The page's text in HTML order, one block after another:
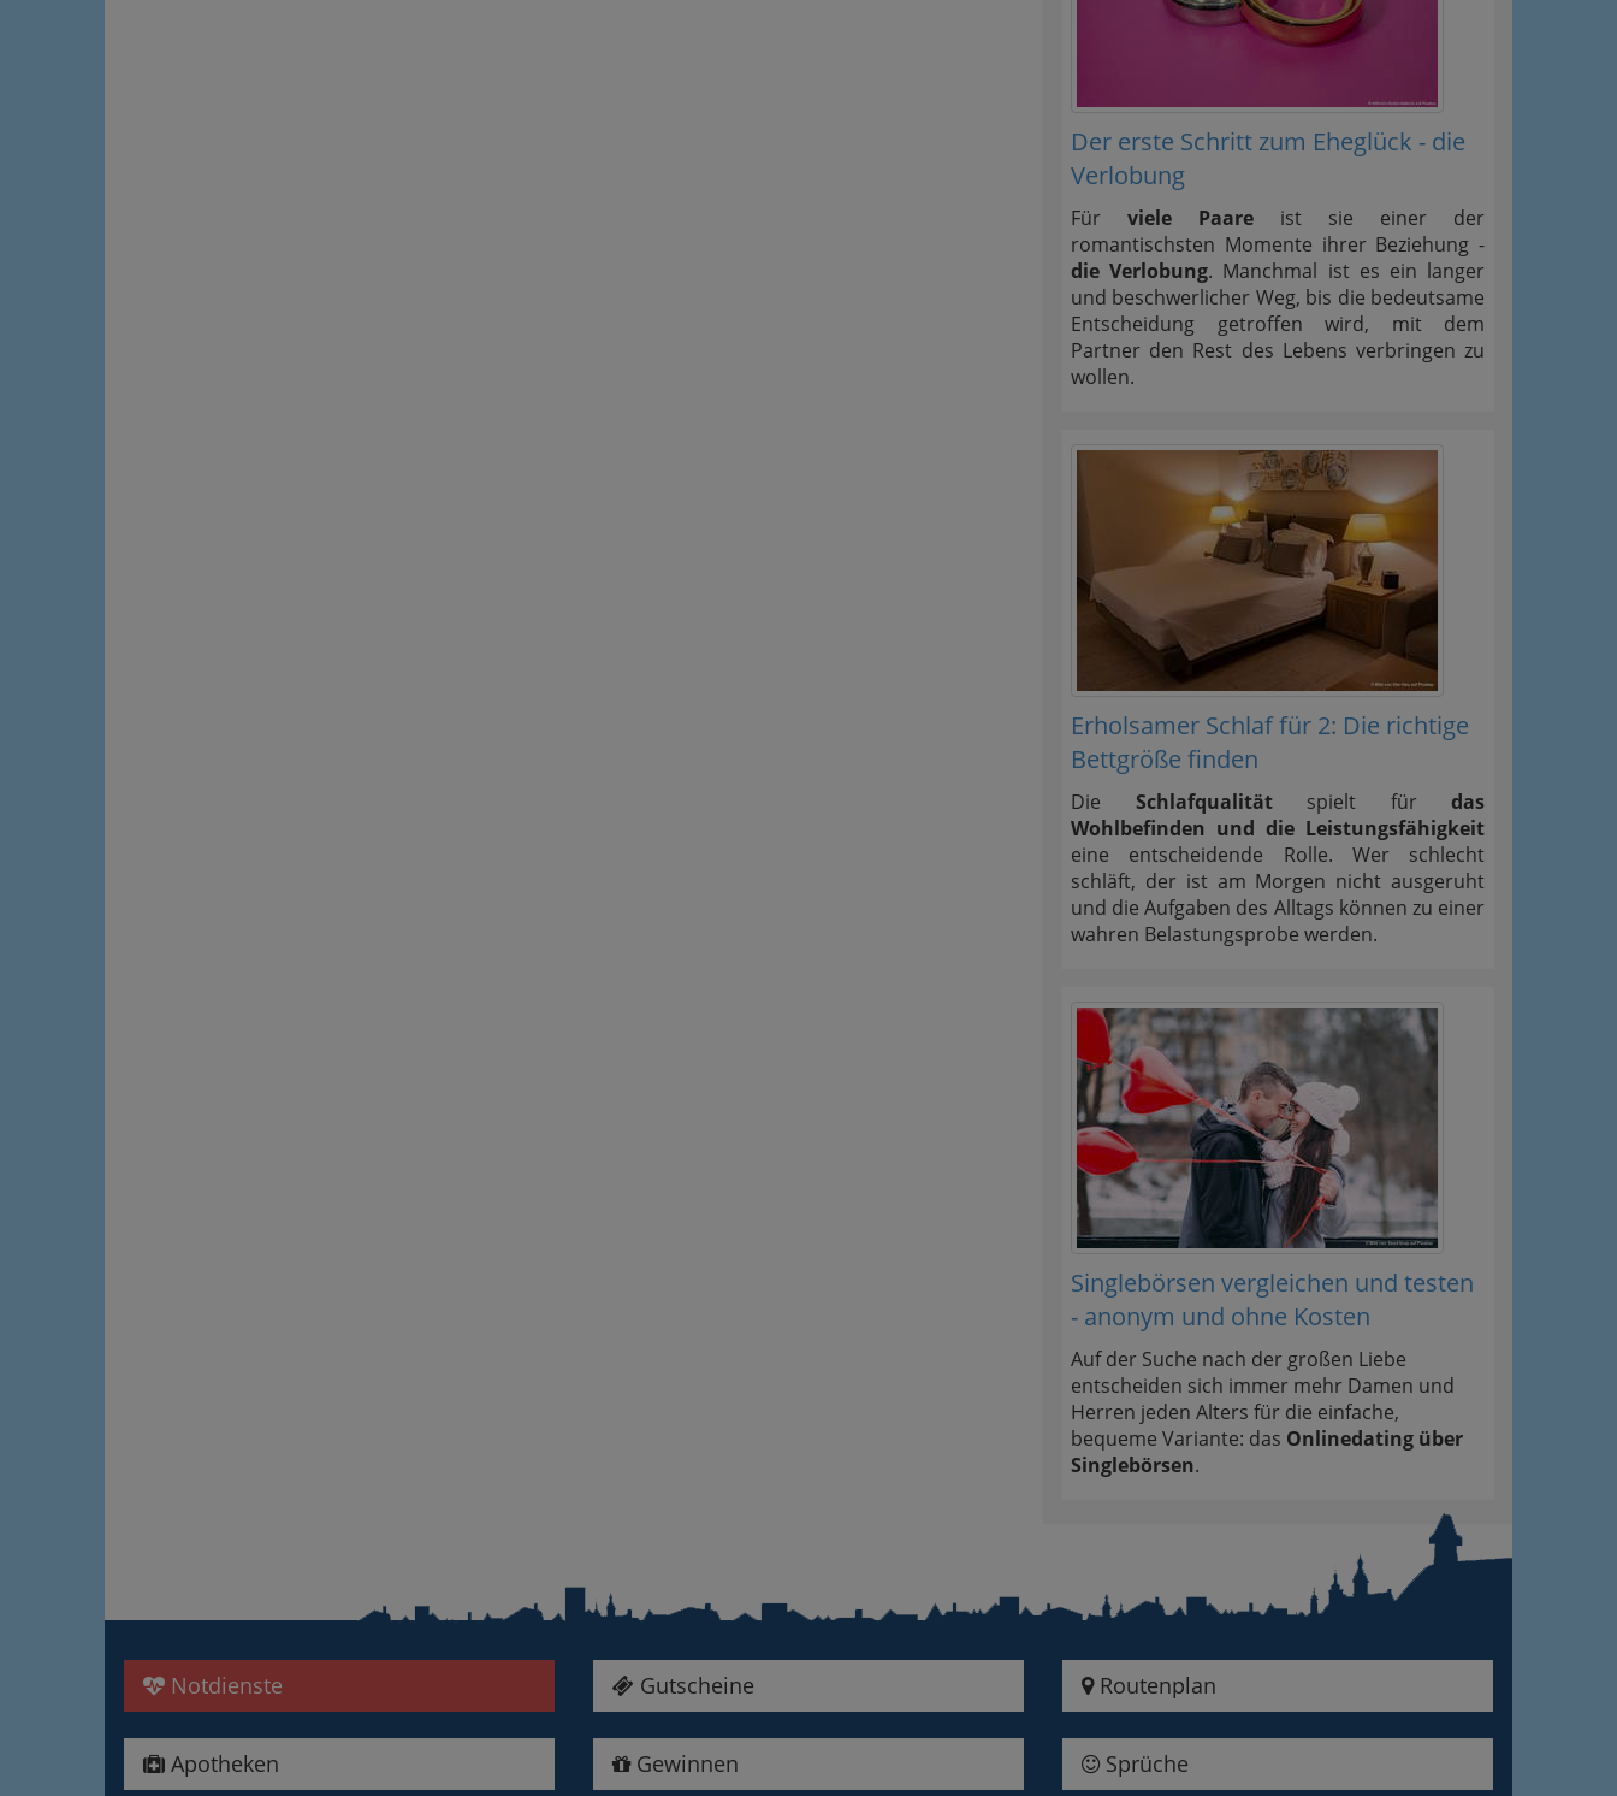
Der erste Schritt zum Eheglück - die
Verlobung
Für viele Paare ist sie einer der
romantischsten Momente ihrer Beziehung -
die Verlobung. Manchmal ist es ein langer
und beschwerlicher Weg, bis die bedeutsame
Entscheidung getroffen wird, mit dem
Partner den Rest des Lebens verbringen zu
wollen.
Erholsamer Schlaf für 2: Die richtige
Bettgröße finden
Die Schlafqualitätspielt für das
Wohlbefinden und die Leistungsfähigkeit
eine entscheidende Rolle. Wer schlecht
schläft, der ist am Morgen nicht ausgeruht
und die Aufgaben des Alltags können zu einer
wahren Belastungsprobe werden.
Singlebörsen vergleichen und testen
- anonym und ohne Kosten
Auf der Suche nach der großen Liebe
entscheiden sich immer mehr Damen und
Herren jeden Alters für die einfache,
bequeme Variante: das Onlinedating über
Singlebörsen.
Notdienste
Apotheken
Gutscheine
Gewinnen
Routenplan
Sprüche